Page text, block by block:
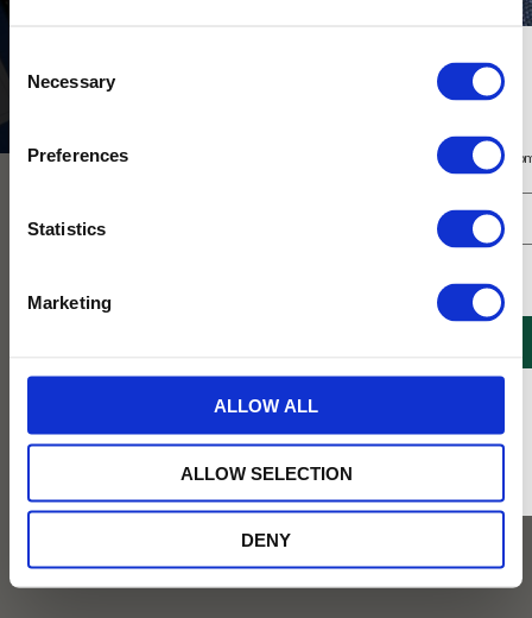
Selection
Necessary
Preferences
Statistics
Marketing
ALLOW ALL
ALLOW SELECTION
DENY
Botanical Smörkakor Med
med körsbär. Kommer i en
99KR
NYHET
Botanical Havrekakor Med Salt
Karamell 150g
karamell. Kommer i en cylinderformad
mönster.
99KR
Få 10% rabatt på ditt första köp på nätet och ta del av erbjudanden året
* Rabatten gäller endast online på Tehusetjava.se. Rabatten fungerar endast på